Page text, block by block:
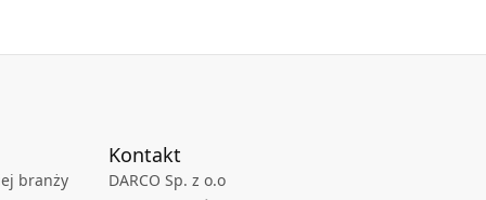
branży
Kontakt
DARCO Sp. z o.o